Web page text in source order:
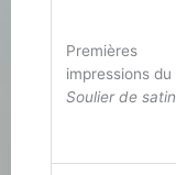
Premières
impressions du
Soulier de satin